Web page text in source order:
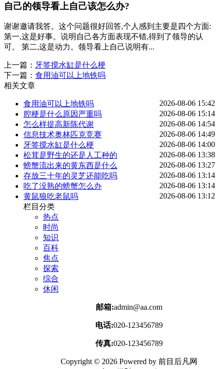
自己的领导看上自己该怎么办?
谢谢邀请我答。这个问题很好回答,个人感到主要是四个方面:
第一,这是好事。说明自己各方面表现不错,得到了领导的认
可。 第二,这是动力。领导看上自己说明有...
上一篇： 牙签搅水缸是什么梗
下一篇： 食用油可以上地铁吗
相关文章
食用油可以上地铁吗
2026-08-06 15:42
腔梗是什么原因严重吗
2026-08-06 15:14
怎么样提高新陈代谢
2026-08-06 14:54
信息技术奥林匹克竞赛
2026-08-06 14:49
牙签搅水缸是什么梗
2026-08-06 14:00
松茸是野生的还是人工种的
2026-08-06 13:38
螃蟹流出来的黄东西是什么
2026-08-06 13:27
存放三十年的灵芝还能吃吗
2026-08-06 13:14
吃了没熟的螃蟹怎么办
2026-08-06 13:14
黄鼠狼吃老鼠吗
2026-08-06 13:12
栏目分类
热点
时尚
知识
百科
焦点
探索
综合
休闲
邮箱:admin@aa.com
电话:020-123456789
传真:020-123456789
Copyright © 2026 Powered by 前目后凡网